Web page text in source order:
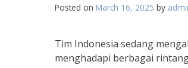
Posted on March 16, 2025 by
Tim Indonesia sedang
menghadapi berbagai